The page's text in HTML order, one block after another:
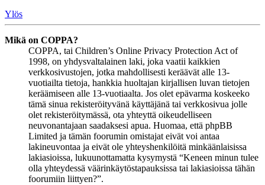
Ylös
Mikä on COPPA?
COPPA, tai Children’s Online Privacy Protection Act of
1998, on yhdysvaltalainen laki, joka vaatii kaikkien
verkkosivustojen, jotka mahdollisesti keräävät alle 13-
vuotiailta tietoja, hankkia huoltajan kirjallisen luvan tietojen
keräämiseen alle 13-vuotiaalta. Jos olet epävarma koskeeko
tämä sinua rekisteröityvänä käyttäjänä tai verkkosivua jolle
olet rekisteröitymässä, ota yhteyttä oikeudelliseen
neuvonantajaan saadaksesi apua. Huomaa, että phpBB
Limited ja tämän foorumin omistajat eivät voi antaa
lakineuvontaa ja eivät ole yhteyshenkilöitä minkäänlaisissa
lakiasioissa, lukuunottamatta kysymystä “Keneen minun tulee
olla yhteydessä väärinkäytöstapauksissa tai lakiasioissa tähän
foorumiin liittyen?”.